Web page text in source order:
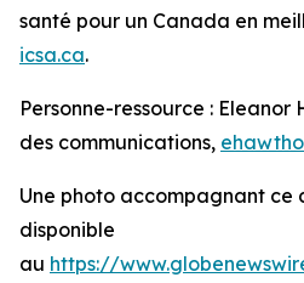
santé pour un Canada en
icsa.ca.
Personne-ressource :
des communications,
Une photo accompagnant ce
disponible
au https://